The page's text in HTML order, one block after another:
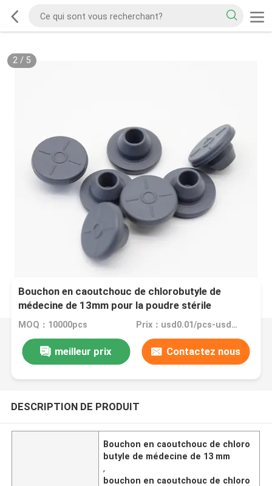
2/ 5
Bouchon en caoutchouc de chlorobutyle de
médecine de 13mm pour la poudre stérile
d'injection
MOQ：10000pcs Prix：usd0.01/pcs-usd0.1/pcs
meilleur prix Contactez nous
DESCRIPTION DE PRODUIT
Bouchon en caoutchouc de chloro
butyle de médecine de 13 mm
,
bouchon en caoutchouc de chloro